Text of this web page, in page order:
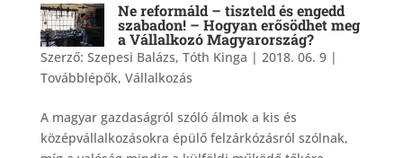
Ne reformáld – tiszteld és engedd
szabadon! – Hogyan erősödhet meg
a Vállalkozó Magyarország?
Szerző: Szepesi Balázs, Tóth Kinga | 2018. 06. 9|
Továbblépők, Vállalkozás
A magyar gazdaságról szóló álmok a kis és
középvállalkozásokra épülő felzárkózásról szólnak,